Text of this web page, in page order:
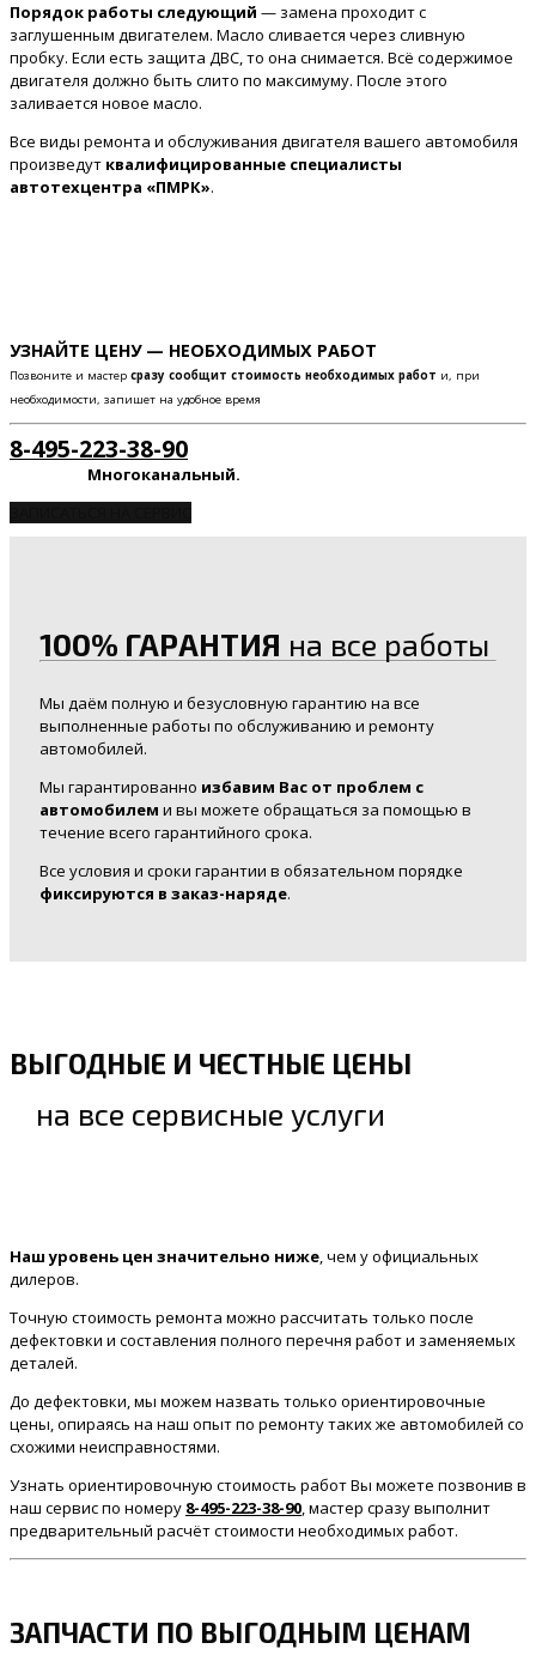
Порядок работы следующий — замена проходит с
заглушенным двигателем. Масло сливается через сливную
пробку. Если есть защита ДВС, то она снимается. Всё содержимое
двигателя должно быть слито по максимуму. После этого
заливается новое масло.
Все виды ремонта и обслуживания двигателя вашего автомобиля
произведут квалифицированные специалисты
автотехцентра «ПМРК».
УЗНАЙТЕ ЦЕНУ — НЕОБХОДИМЫХ РАБОТ
Позвоните и мастер сразу сообщит стоимость необходимых работ и, при
необходимости, запишет на удобное время
8-495-223-38-90
Многоканальный.
100% ГАРАНТИЯ на все работы
Мы даём полную и безусловную гарантию на все
выполненные работы по обслуживанию и ремонту
автомобилей.
Мы гарантированно избавим Вас от проблем с
автомобилем и вы можете обращаться за помощью в
течение всего гарантийного срока.
Все условия и сроки гарантии в обязательном порядке
фиксируются в заказ-наряде.
ВЫГОДНЫЕ И ЧЕСТНЫЕ ЦЕНЫ
на все сервисные услуги
Наш уровень цен значительно ниже , чем у официальных
дилеров.
Точную стоимость ремонта можно рассчитать только после
дефектовки и составления полного перечня работ и заменяемых
деталей.
До дефектовки, мы можем назвать только ориентировочные
цены, опираясь на наш опыт по ремонту таких же автомобилей со
схожими неисправностями.
Узнать ориентировочную стоимость работ Вы можете позвонив в
наш сервис по номеру 8-495-223-38-90 , мастер сразу выполнит
предварительный расчёт стоимости необходимых работ.
ЗАПЧАСТИ ПО ВЫГОДНЫМ ЦЕНАМ